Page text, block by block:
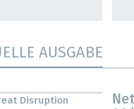
AUSGABE
Disruption